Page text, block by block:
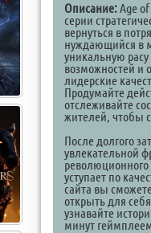
Описание:Age
серии
вернуться в
нуждающийся в
уникальную
возможностей и
лидерские
Продумайте
отслеживайте
жителей, чтобы
После долгого
увлекательной
революционного
уступает по
сайта вы
открыть для
узнавайте
минут